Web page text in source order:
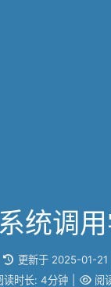
统调
更新于 2025-01-21
读时长: 4分钟 阅